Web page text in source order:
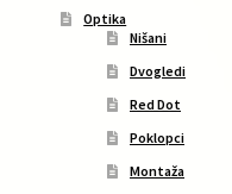
Optika
Nišani
Dvogledi
Red Dot
Poklopci
Montaža